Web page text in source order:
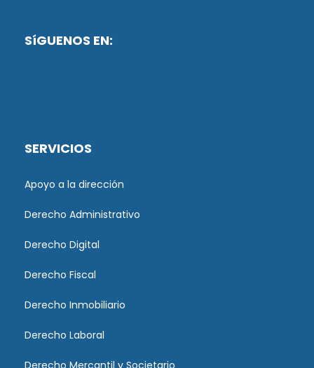
SíGUENOS EN:
SERVICIOS
Apoyo a la dirección
Derecho Administrativo
Derecho Digital
Derecho Fiscal
Derecho Inmobiliario
Derecho Laboral